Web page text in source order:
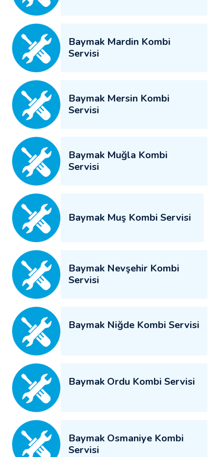
Baymak Mardin Kombi
Servisi
Baymak Mersin Kombi
Servisi
Baymak Muğla Kombi
Servisi
Baymak Muş Kombi Servisi
Baymak Nevşehir Kombi
Servisi
Baymak Niğde Kombi Servisi
Baymak Ordu Kombi Servisi
Baymak Osmaniye Kombi
Servisi